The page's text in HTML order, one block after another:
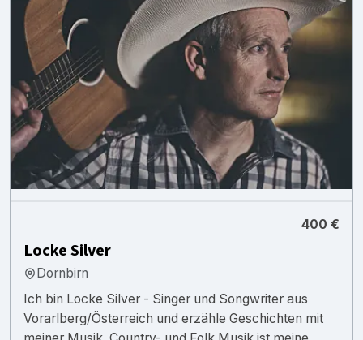
400 €
Locke Silver
Dornbirn
Ich bin Locke Silver - Singer und Songwriter aus
Vorarlberg/Österreich und erzähle Geschichten mit